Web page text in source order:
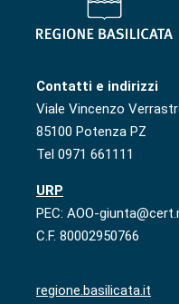
Contatti e indirizzi
Viale Vincenzo
85100 Potenza PZ
Tel 0971 661111
URP
PEC: AOO-
C.F. 80002950766
regione.basilicata.it